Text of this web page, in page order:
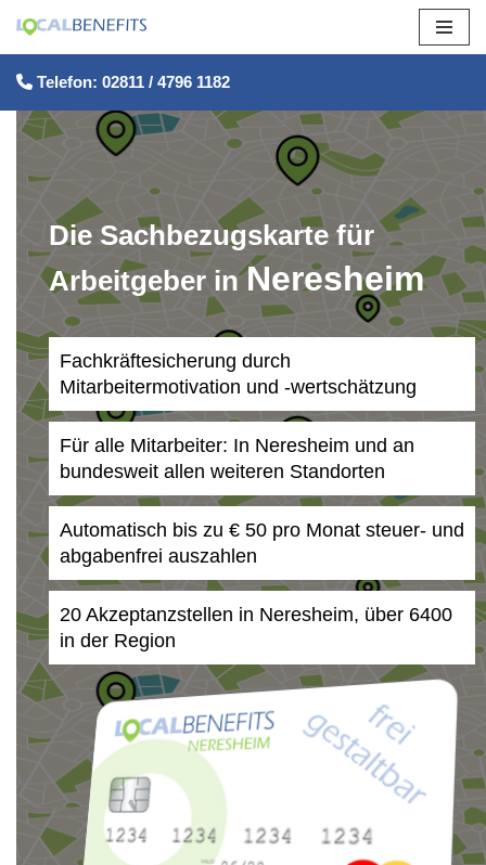
Zum
Inhalt
springen
Telefon: 02811 / 4796 1182
Die Sachbezugskarte für
Arbeitgeber inNeresheim
Fachkräftesicherung durch
Mitarbeitermotivation und -wertschätzung
Für alle Mitarbeiter: In Neresheim und an
bundesweit allen weiteren Standorten
Automatisch bis zu € 50 pro Monat steuer- und
abgabenfrei auszahlen
20 Akzeptanzstellen in Neresheim, über 6400
in der Region